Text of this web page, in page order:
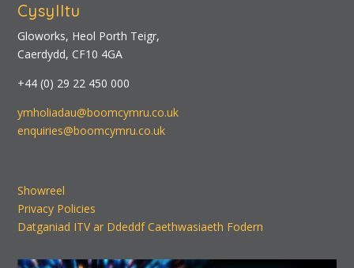
Cysylltu
Gloworks, Heol Porth Teigr,
Caerdydd, CF10 4GA
+44 (0) 29 22 450 000
ymholiadau@boomcymru.co.uk
enquiries@boomcymru.co.uk
Showreel
Privacy Policies
Datganiad ITV ar Ddeddf Caethwasiaeth Fodern